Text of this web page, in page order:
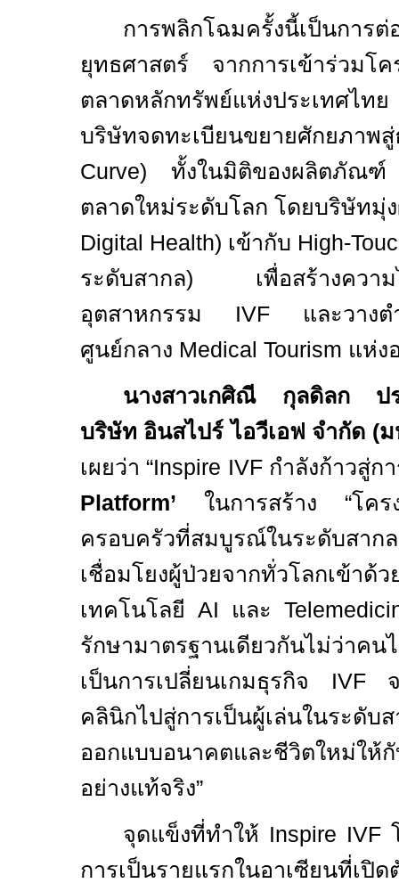
การพลิกโฉมครั้งนี้เป็นการต่
ยุทธศาสตร์ จากการเข้าร่วมโ
ตลาดหลักทรัพย์แห่งประเทศไท
บริษัทจดทะเบียนขยายศักยภา
Curve) ทั้งในมิติของผลิตภัณ
ตลาดใหม่ระดับโลก โดยบริษัทมุ่
Digital Health) เข้ากับ High-
ระดับสากล) เพื่อสร้างความไ
อุตสาหกรรม IVF และวาง
ศูนย์กลาง Medical Tourism แห่ง
นางสาวเกศิณี กุลดิลก ปร
บริษัท อินสไปร์ ไอวีเอฟ จำกัด (
เผยว่า “Inspire IVF กำลังก้าวสู่ก
Platform’
ในการสร้าง “โคร
ครอบครัวที่สมบูรณ์ในระดับสา
เชื่อมโยงผู้ป่วยจากทั่วโลกเ
เทคโนโลยี AI และ
รักษามาตรฐานเดียวกันไม่ว่า
เป็นการเปลี่ยนเกมธุรกิจ IVF
คลินิกไปสู่การเป็นผู้เล่นใน
ออกแบบอนาคตและชีวิตใหม่ให้
อย่างแท้จริง”
จุดแข็งที่ทำให้ Inspire IVF
การเป็นรายแรกในอาเซียนที่เปิ